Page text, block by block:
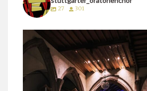
27 301
stuttgarter_oratorienchor
März 24